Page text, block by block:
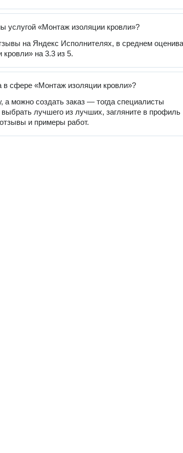
услугой «Монтаж изоляции кровли»?
на Яндекс Исполнителях, в среднем
на 3.3 из 5.
в сфере «Монтаж изоляции кровли»?
а можно создать заказ — тогда специалисты
лучшего из лучших, загляните в профиль
и примеры работ.